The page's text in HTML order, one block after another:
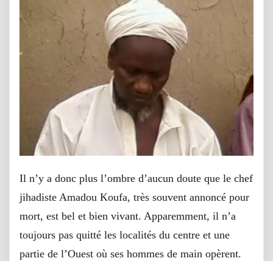
Il n’y a donc plus l’ombre d’aucun doute que le chef
jihadiste Amadou Koufa, très souvent annoncé pour
mort, est bel et bien vivant. Apparemment, il n’a
toujours pas quitté les localités du centre et une
partie de l’Ouest où ses hommes de main opèrent.